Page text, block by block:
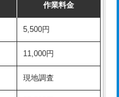
27,500円
38,500円
38,500円
現場見積
13,200円
16,500円
16,500円
16,500円
作業料金
5,500円
11,000円
現地調査